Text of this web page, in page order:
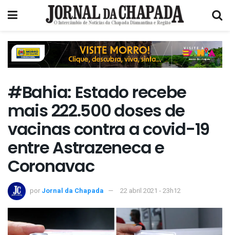
#Bahia: Estado recebe
mais 222.500 doses de
vacinas contra a covid-19
entre Astrazeneca e
Coronavac
por Jornal da Chapada 22 abril 2021 - 23h12